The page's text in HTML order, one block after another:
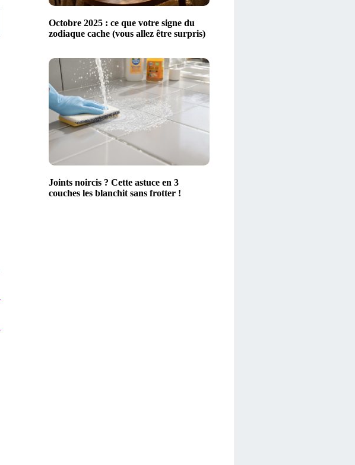
Octobre 2025 : ce que votre signe du
zodiaque cache (vous allez être surpris)
Joints noircis ? Cette astuce en 3
couches les blanchit sans frotter !